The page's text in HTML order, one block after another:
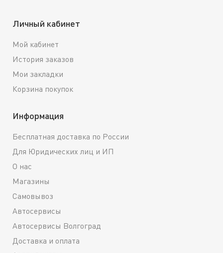
Личный кабинет
Мой кабинет
История заказов
Мои закладки
Корзина покупок
Информация
Бесплатная доставка по России
Для Юридических лиц и ИП
О нас
Магазины
Самовывоз
Автосервисы
Автосервисы Волгоград
Доставка и оплата